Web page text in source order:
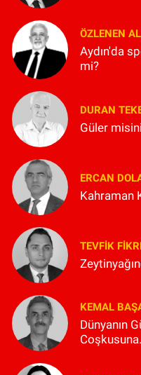
ÖZLENEN
Aydın'da
mi?
DURAN
Güler
ERCAN
Kahraman
TEVFIK
KEMAL
Dünyanın